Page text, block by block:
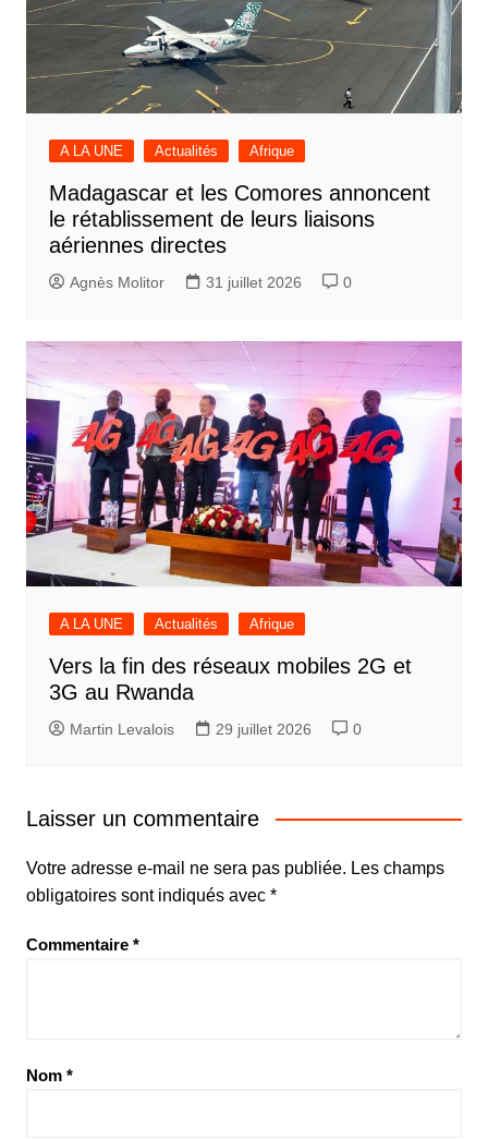
A LA UNE Actualités Afrique
Madagascar et les Comores annoncent
le rétablissement de leurs liaisons
aériennes directes
Agnès Molitor 31 juillet 2026 0
A LA UNE Actualités Afrique
Vers la fin des réseaux mobiles 2G et
3G au Rwanda
Martin Levalois 29 juillet 2026 0
Laisser un commentaire
Votre adresse e-mail ne sera pas publiée. Les champs
obligatoires sont indiqués avec *
Commentaire *
Nom *